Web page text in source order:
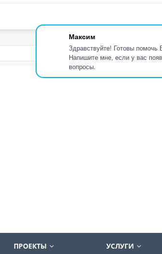
Максим
Здравствуйте! Готовы помочь
Напишите мне, если у вас
вопросы.
ПРОЕКТЫ УСЛУГИ